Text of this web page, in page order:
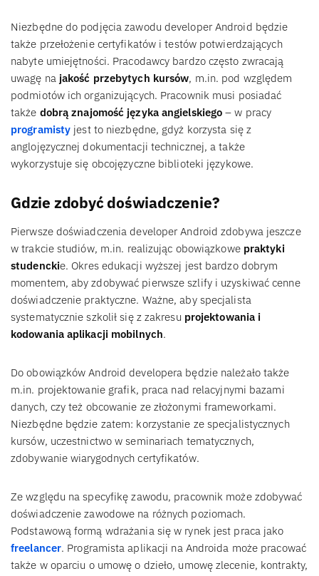
Niezbędne do podjęcia zawodu developer Android będzie
także przełożenie certyfikatów i testów potwierdzających
nabyte umiejętności. Pracodawcy bardzo często zwracają
uwagę na jakość przebytych kursów, m.in. pod względem
podmiotów ich organizujących. Pracownik musi posiadać
także dobrą znajomość języka angielskiego – w pracy
programisty jest to niezbędne, gdyż korzysta się z
anglojęzycznej dokumentacji technicznej, a także
wykorzystuje się obcojęzyczne biblioteki językowe.
Gdzie zdobyć doświadczenie?
Pierwsze doświadczenia developer Android zdobywa jeszcze
w trakcie studiów, m.in. realizując obowiązkowe praktyki
studenckie. Okres edukacji wyższej jest bardzo dobrym
momentem, aby zdobywać pierwsze szlify i uzyskiwać cenne
doświadczenie praktyczne. Ważne, aby specjalista
systematycznie szkolił się z zakresu projektowania i
kodowania aplikacji mobilnych.
Do obowiązków Android developera będzie należało także
m.in. projektowanie grafik, praca nad relacyjnymi bazami
danych, czy też obcowanie ze złożonymi frameworkami.
Niezbędne będzie zatem: korzystanie ze specjalistycznych
kursów, uczestnictwo w seminariach tematycznych,
zdobywanie wiarygodnych certyfikatów.
Ze względu na specyfikę zawodu, pracownik może zdobywać
doświadczenie zawodowe na różnych poziomach.
Podstawową formą wdrażania się w rynek jest praca jako
freelancer. Programista aplikacji na Androida może pracować
także w oparciu o umowę o dzieło, umowę zlecenie, kontrakty,